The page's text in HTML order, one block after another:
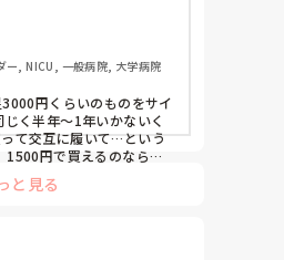
交換しています。
に3000円以上は出せな
額は出せるのか！とび
はどうなのかなと…🤔
ー, NICU, 一般病院, 大学病院
円くらいのものをサイ
く半年〜1年いかないく
て交互に履いて…という
1500円で買えるのなら私
ので良い買い物されてて羨
と見る